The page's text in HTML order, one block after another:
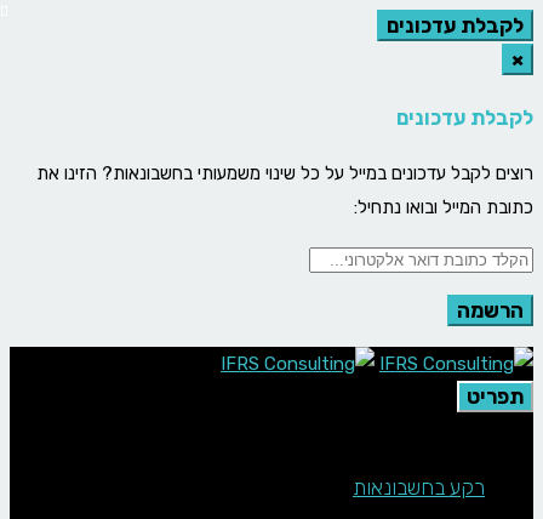
לקבלת עדכונים
×
לקבלת עדכונים
רוצים לקבל עדכונים במייל על כל שינוי משמעותי בחשבונאות? הזינו את
כתובת המייל ובואו נתחיל:
תפריט
רקע בחשבונאות